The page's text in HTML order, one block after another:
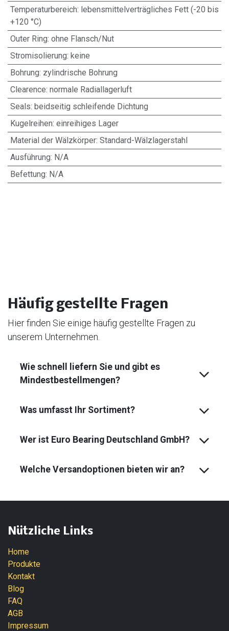
Temperaturbereich: lebensmittelverträgliches Fett (-20 bis
+120 °C)
Outer Ring: ohne Flansch/Nut
Stromisolierung: keine
Bohrung: zylindrische Bohrung
Clearence: normale Radiallagerluft
Seals: beidseitig schleifende Dichtung
Kugelreihen: einreihiges Lager
Material der Wälzkörper: Standard-Wälzlagerstahl
Ausführung: N/A
Befettung: N/A
Häufig gestellte Fragen
Hier finden Sie einige häufig gestellte Fragen zu
unserem Unternehmen.
Wie schnell liefern Sie und gibt es
Mindest­bestell­mengen?
Was umfasst Ihr Sortiment?
Wer ist Euro Bearing Deutschland GmbH?
Welche Versandoptionen bieten wir an?
Nützliche Links
Home
Produkte
Kontakt
Blog
FAQ
AGB
Impressum